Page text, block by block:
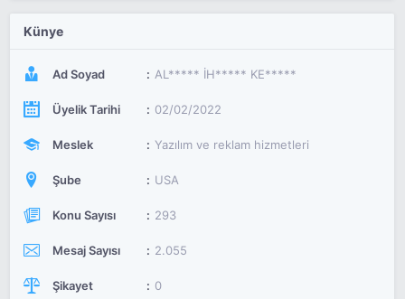
Künye
Ad Soyad AL***** İH***** KE*****
Üyelik Tarihi 02/02/2022
Meslek Yazılım ve reklam hizmetleri
Şube USA
Konu Sayısı 293
Mesaj Sayısı 2.055
Şikayet 0